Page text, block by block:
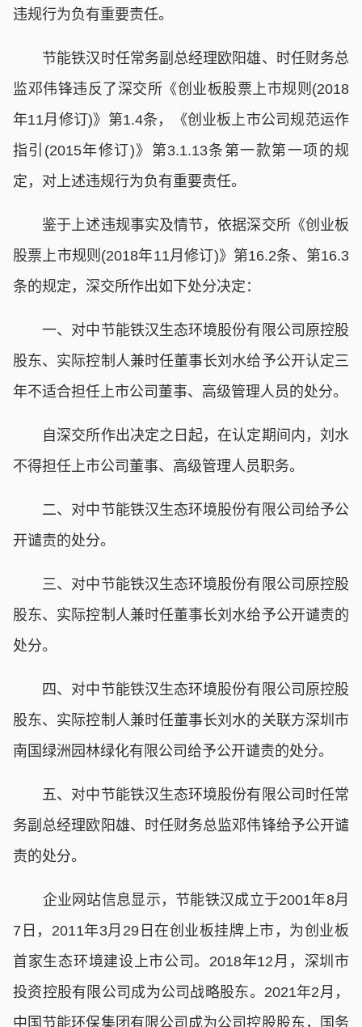
违规行为负有重要责任。
节能铁汉时任常务副总经理欧阳雄、时任财务总
监邓伟锋违反了深交所《创业板股票上市规则(2018
年11月修订)》第1.4条，《创业板上市公司规范运作
指引(2015年修订)》第3.1.13条第一款第一项的规
定，对上述违规行为负有重要责任。
鉴于上述违规事实及情节，依据深交所《创业板
股票上市规则(2018年11月修订)》第16.2条、第16.3
条的规定，深交所作出如下处分决定：
一、对中节能铁汉生态环境股份有限公司原控股
股东、实际控制人兼时任董事长刘水给予公开认定三
年不适合担任上市公司董事、高级管理人员的处分。
自深交所作出决定之日起，在认定期间内，刘水
不得担任上市公司董事、高级管理人员职务。
二、对中节能铁汉生态环境股份有限公司给予公
开谴责的处分。
三、对中节能铁汉生态环境股份有限公司原控股
股东、实际控制人兼时任董事长刘水给予公开谴责的
处分。
四、对中节能铁汉生态环境股份有限公司原控股
股东、实际控制人兼时任董事长刘水的关联方深圳市
南国绿洲园林绿化有限公司给予公开谴责的处分。
五、对中节能铁汉生态环境股份有限公司时任常
务副总经理欧阳雄、时任财务总监邓伟锋给予公开谴
责的处分。
企业网站信息显示，节能铁汉成立于2001年8月
7日，2011年3月29日在创业板挂牌上市，为创业板
首家生态环境建设上市公司。2018年12月，深圳市
投资控股有限公司成为公司战略股东。2021年2月，
中国节能环保集团有限公司成为公司控股股东，国务